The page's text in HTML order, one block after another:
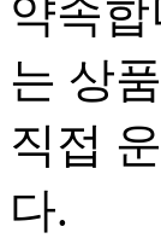
약속
는 상
직접
다.